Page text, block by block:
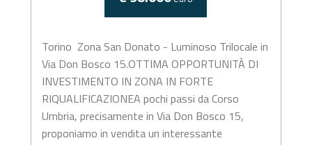
Torino  Zona San Donato - Luminoso Trilocale in
Via Don Bosco 15.OTTIMA OPPORTUNITÀ DI
INVESTIMENTO IN ZONA IN FORTE
RIQUALIFICAZIONEA pochi passi da Corso
Umbria, precisamente in Via Don Bosco 15,
proponiamo in vendita un interessante